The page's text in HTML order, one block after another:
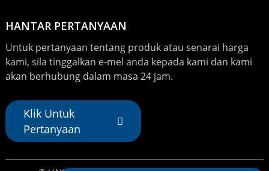
HANTAR PERTANYAAN
Untuk pertanyaan tentang produk atau senarai harga
kami, sila tinggalkan e-mel anda kepada kami dan kami
akan berhubung dalam masa 24 jam.
Klik Untuk
Pertanyaan